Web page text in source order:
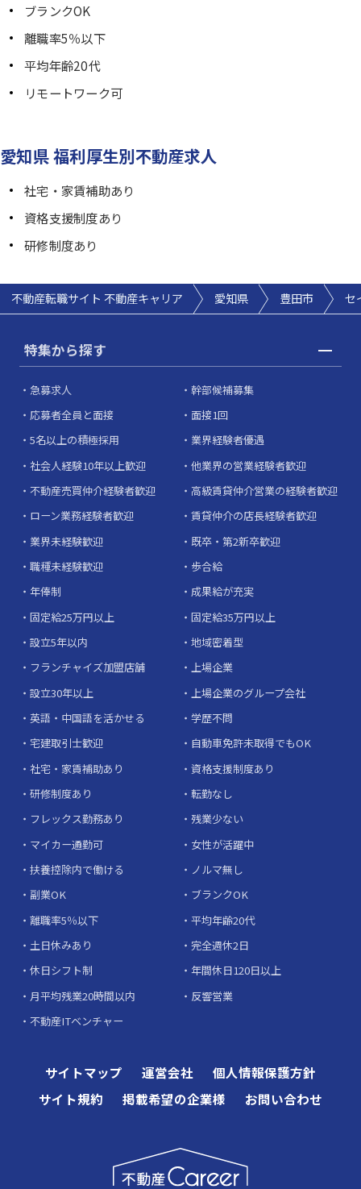
ブランクOK
離職率5％以下
平均年齢20代
リモートワーク可
愛知県 福利厚生別不動産求人
社宅・家賃補助あり
資格支援制度あり
研修制度あり
不動産転職サイト 不動産キャリア 愛知県 豊田市 セ
特集から探す
急募求人
幹部候補募集
応募者全員と面接
面接1回
5名以上の積極採用
業界経験者優遇
社会人経験10年以上歓迎
他業界の営業経験者歓迎
不動産売買仲介経験者歓迎
高級賃貸仲介営業の経験者歓迎
ローン業務経験者歓迎
賃貸仲介の店長経験者歓迎
業界未経験歓迎
既卒・第2新卒歓迎
職種未経験歓迎
歩合給
年俸制
成果給が充実
固定給25万円以上
固定給35万円以上
設立5年以内
地域密着型
フランチャイズ加盟店舗
上場企業
設立30年以上
上場企業のグループ会社
英語・中国語を活かせる
学歴不問
宅建取引士歓迎
自動車免許未取得でもOK
社宅・家賃補助あり
資格支援制度あり
研修制度あり
転勤なし
フレックス勤務あり
残業少ない
マイカー通勤可
女性が活躍中
扶養控除内で働ける
ノルマ無し
副業OK
ブランクOK
離職率5％以下
平均年齢20代
土日休みあり
完全週休2日
休日シフト制
年間休日120日以上
月平均残業20時間以内
反響営業
不動産ITベンチャー
サイトマップ 運営会社
個人情報保護方針
サイト規約
掲載希望の企業様 お問い合わせ